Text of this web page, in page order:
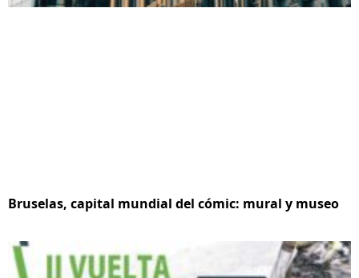
Bruselas, capital mundial del cómic: mural y museo